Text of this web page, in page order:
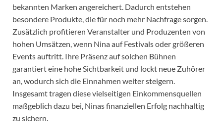
bekannten Marken angereichert. Dadurch entstehen
besondere Produkte, die für noch mehr Nachfrage sorgen.
Zusätzlich profitieren Veranstalter und Produzenten von
hohen Umsätzen, wenn Nina auf Festivals oder größeren
Events auftritt. Ihre Präsenz auf solchen Bühnen
garantiert eine hohe Sichtbarkeit und lockt neue Zuhörer
an, wodurch sich die Einnahmen weiter steigern.
Insgesamt tragen diese vielseitigen Einkommensquellen
maßgeblich dazu bei, Ninas finanziellen Erfolg nachhaltig
zu sichern.